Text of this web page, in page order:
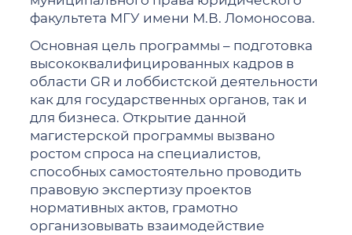
факультета МГУ имени М.В. Ломоносова.
Основная цель программы – подготовка
высококвалифицированных кадров в
области GR и лоббистской деятельности
как для государственных органов, так и
для бизнеса. Открытие данной
магистерской программы вызвано
ростом спроса на специалистов,
способных самостоятельно проводить
правовую экспертизу проектов
нормативных актов, грамотно
организовывать взаимодействие